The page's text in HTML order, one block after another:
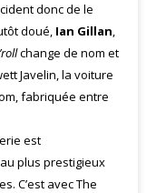
donc de le
doué, Ian Gillan,
change de nom et
Javelin, la voiture
fabriquée entre
est
plus prestigieux
C’est avec The